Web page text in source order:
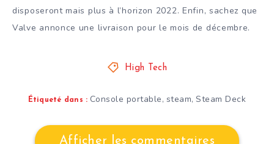
disposeront mais plus à l’horizon 2022. Enfin, sachez que
Valve annonce une livraison pour le mois de décembre.
High Tech
Étiqueté dans : Console portable, steam,Steam Deck
Afficher les commentaires